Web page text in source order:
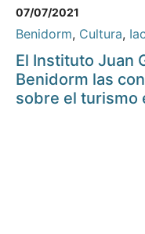
07/07/2021
Benidorm, Cultura,
El Instituto Juan
Benidorm las
sobre el turismo